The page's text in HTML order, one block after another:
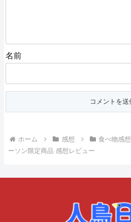
名前
ホーム 感想 食べ物感想
ーソン限定商品 感想レビュー